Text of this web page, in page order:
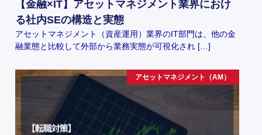
【金融×IT】アセットマネジメント業界におけ
る社内SEの構造と実態
アセットマネジメント（資産運用）業界のIT部門は、他の金
融業態と比較して外部から業務実態が可視化され […]
アセットマネジメント（AM）